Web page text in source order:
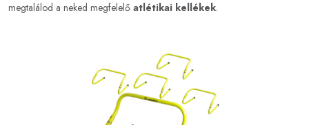
megtalálod a neked megfelelő atlétikai kellékek.